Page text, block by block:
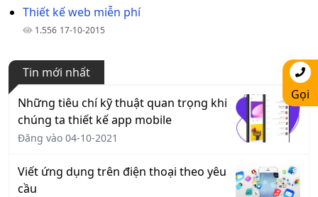
Thiết kế web miễn phí
1.556 17-10-2015
Tin mới nhất
Những tiêu chí kỹ thuật quan trọng khi
chúng ta thiết kế app mobile
Đăng vào 04-10-2021
Viết ứng dụng trên điện thoại theo yêu
cầu
Gọi